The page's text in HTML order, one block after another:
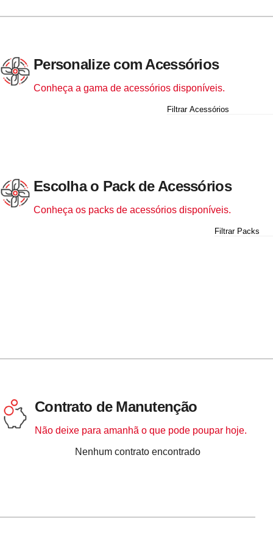
Personalize com Acessórios
Conheça a gama de acessórios disponíveis.
Escolha o Pack de Acessórios
Conheça os packs de acessórios disponíveis.
Contrato de Manutenção
Não deixe para amanhã o que pode poupar hoje.
ContratoClienteData
Nenhum contrato encontrado